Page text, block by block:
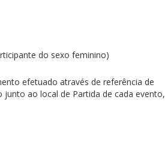
do sexo feminino)
efetuado através de referência de
ao local de Partida de cada evento,